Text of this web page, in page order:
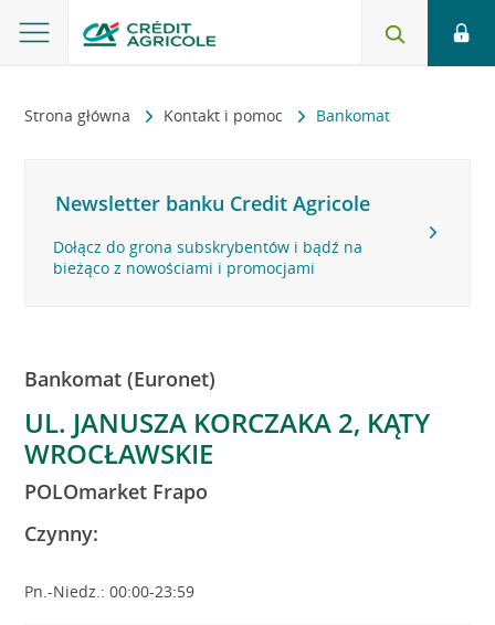
Strona główna Kontakt i pomoc Bankomat
Newsletter banku Credit Agricole
Dołącz do grona subskrybentów i bądź na
bieżąco z nowościami i promocjami
Bankomat (Euronet)
UL. JANUSZA KORCZAKA 2, KĄTY
WROCŁAWSKIE
POLOmarket Frapo
Czynny:
Pn.-Niedz.: 00:00-23:59